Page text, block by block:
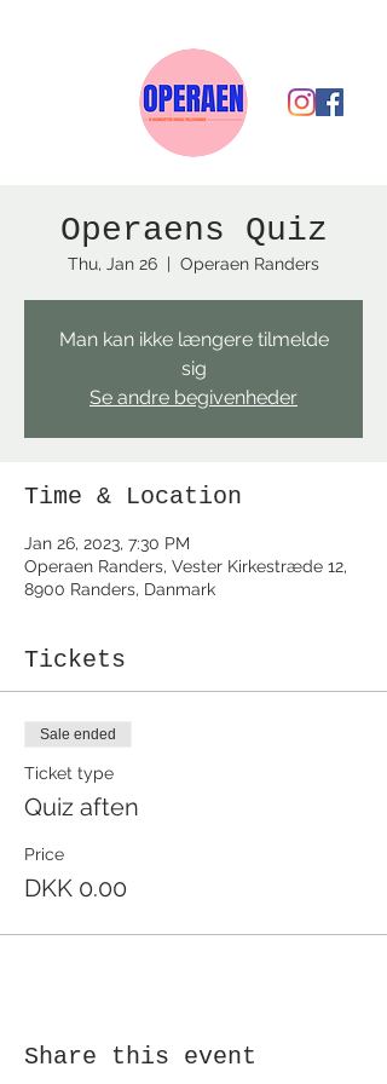
Operaens Quiz
Thu, Jan 26
  |
Operaen Randers
Man kan ikke længere tilmelde
sig
Se andre begivenheder
Time & Location
Jan 26, 2023, 7:30 PM
Operaen Randers, Vester Kirkestræde 12,
8900 Randers, Danmark
Tickets
Sale ended
Ticket type
Quiz aften
Price
DKK 0.00
Share this event